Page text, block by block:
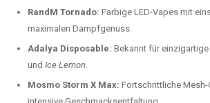
RandM Tornado: Farbige LED-Vapes mit
maximalen Dampfgenuss.
Adalya Disposable: Bekannt für
und Ice Lemon.
Mosmo Storm X Max: Fortschrittliche